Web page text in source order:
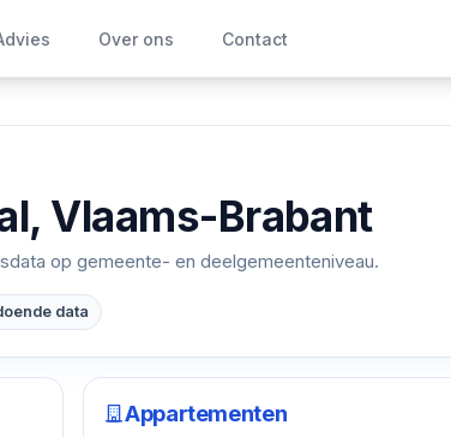
Over ons Contact
Vlaams-Brabant
op gemeente- en deelgemeenteniveau.
data
Appartementen